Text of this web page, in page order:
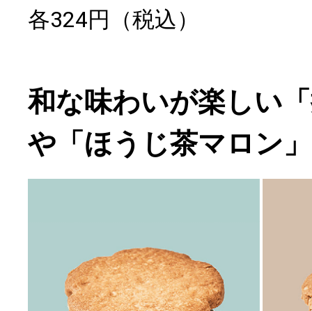
各324円（税込）
和な味わいが楽しい
や「ほうじ茶マロン」